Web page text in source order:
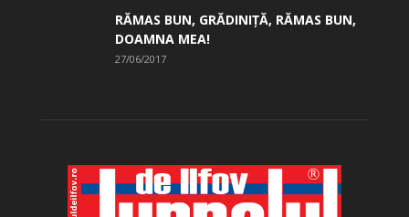
RĂMAS BUN, GRĂDINIŢĂ, ­RĂMAS BUN,
DOAMNA MEA!
27/06/2017